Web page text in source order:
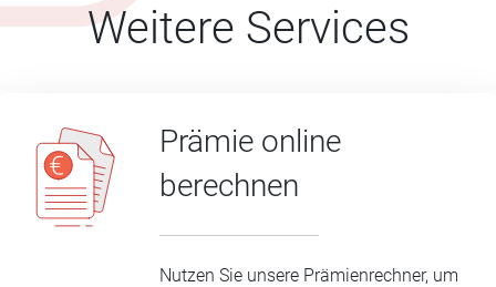
Weitere Services
Prämie online
berechnen
Nutzen Sie unsere Prämienrechner, um